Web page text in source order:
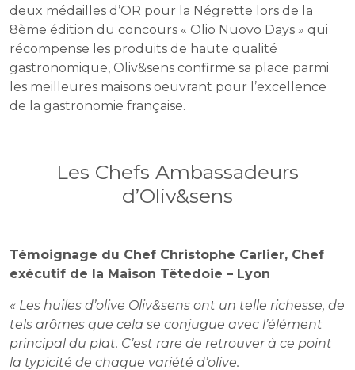
deux médailles d’OR pour la Négrette lors de la
8ème édition du concours « Olio Nuovo Days » qui
récompense les produits de haute qualité
gastronomique, Oliv&sens confirme sa place parmi
les meilleures maisons oeuvrant pour l’excellence
de la gastronomie française.
Les Chefs Ambassadeurs
d’Oliv&sens
Témoignage du Chef Christophe Carlier, Chef
exécutif de la Maison Têtedoie – Lyon
« Les huiles d’olive Oliv&sens ont un telle richesse, de
tels arômes que cela se conjugue avec l’élément
principal du plat. C’est rare de retrouver à ce point
la typicité de chaque variété d’olive.